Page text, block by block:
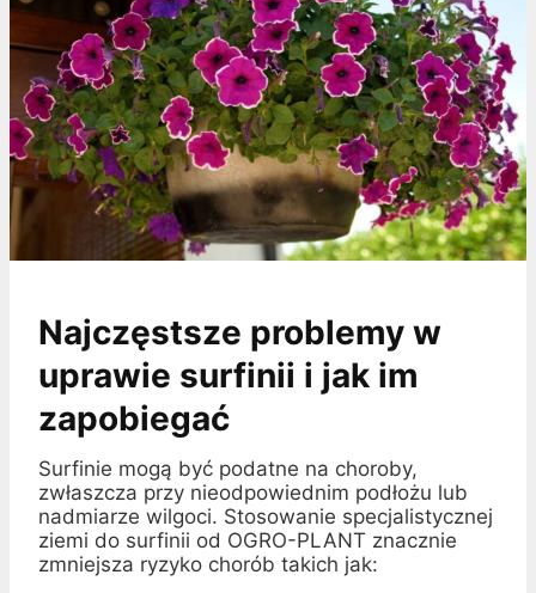
Najczęstsze problemy w
uprawie surfinii i jak im
zapobiegać
Surfinie mogą być podatne na choroby,
zwłaszcza przy nieodpowiednim podłożu lub
nadmiarze wilgoci. Stosowanie specjalistycznej
ziemi do surfinii od OGRO-PLANT znacznie
zmniejsza ryzyko chorób takich jak: